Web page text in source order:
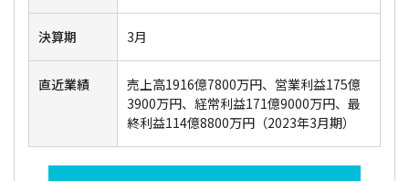
決算期 3月
直近業績
売上高1916億7800万円、営業利益175億
3900万円、経常利益171億9000万円、最
終利益114億8800万円（2023年3月期）